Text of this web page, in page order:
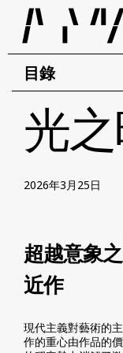
目錄
光
2026年3月25日
超越意象
近作
現代主義對藝術的
作的重心由作品的